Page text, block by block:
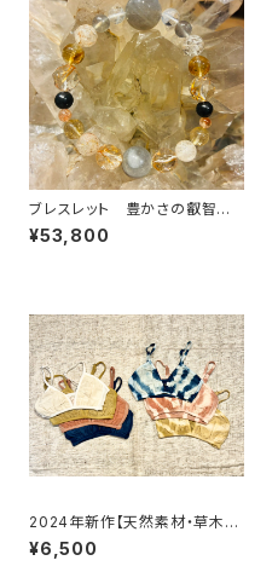
ブレスレット 豊かさの叡智に
繋がってアソボウ♾
¥53,800
2024年新作【天然素材・草木染
め】Women ブラ ヘンプコット
ンシルク
¥6,500